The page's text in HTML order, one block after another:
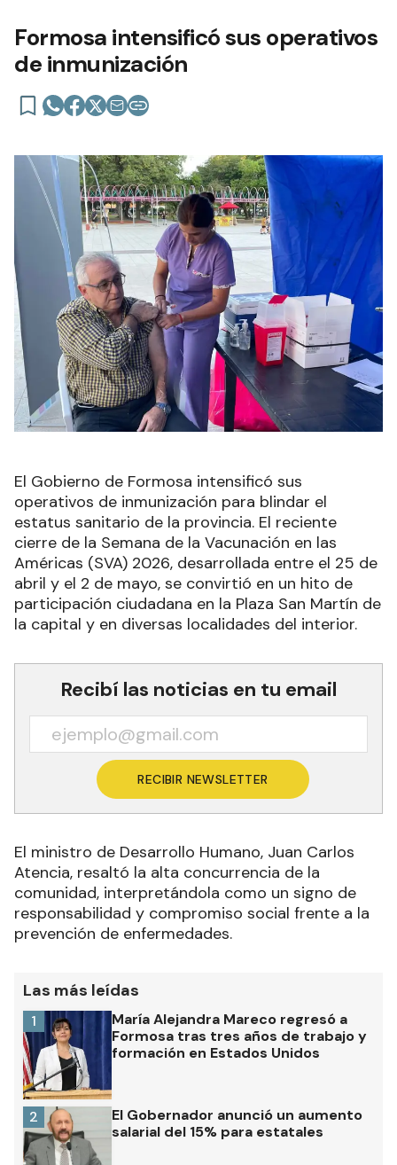
Formosa intensificó sus operativos
de inmunización
El Gobierno de Formosa intensificó sus
operativos de inmunización para blindar el
estatus sanitario de la provincia. El reciente
cierre de la Semana de la Vacunación en las
Américas (SVA) 2026, desarrollada entre el 25 de
abril y el 2 de mayo, se convirtió en un hito de
participación ciudadana en la Plaza San Martín de
la capital y en diversas localidades del interior.
Recibí las noticias en tu email
RECIBIR NEWSLETTER
El ministro de Desarrollo Humano, Juan Carlos
Atencia, resaltó la alta concurrencia de la
comunidad, interpretándola como un signo de
responsabilidad y compromiso social frente a la
prevención de enfermedades.
Las más leídas
María Alejandra Mareco regresó a
Formosa tras tres años de trabajo y
formación en Estados Unidos
1
El Gobernador anunció un aumento
salarial del 15% para estatales
2